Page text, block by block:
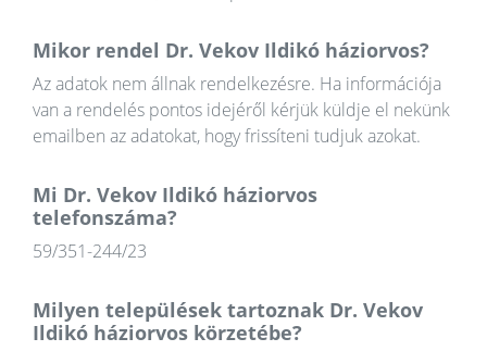
Mikor rendel Dr. Vekov Ildikó háziorvos?
Az adatok nem állnak rendelkezésre. Ha információja
van a rendelés pontos idejéről kérjük küldje el nekünk
emailben az adatokat, hogy frissíteni tudjuk azokat.
Mi Dr. Vekov Ildikó háziorvos
telefonszáma?
59/351-244/23
Milyen települések tartoznak Dr. Vekov
Ildikó háziorvos körzetébe?